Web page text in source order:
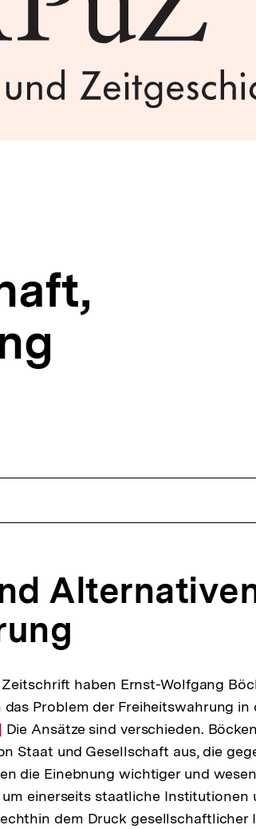
haben Ernst-Wolfgang
Problem der Freiheitswahrung in
Die Ansätze sind verschieden.
und Gesellschaft aus, die
die Einebnung wichtiger und
einerseits staatliche Institutionen
dem Druck gesellschaftlicher